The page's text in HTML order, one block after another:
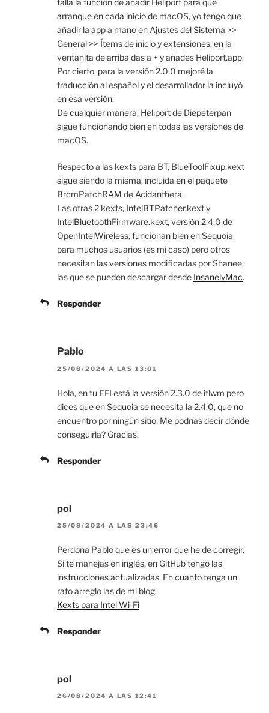
falla la función de añadir Heliport para que
arranque en cada inicio de macOS, yo tengo que
añadir la app a mano en Ajustes del Sistema >>
General >> Ítems de inicio y extensiones, en la
ventanita de arriba das a + y añades Heliport.app.
Por cierto, para la versión 2.0.0 mejoré la
traducción al español y el desarrollador la incluyó
en esa versión.
De cualquier manera, Heliport de Diepeterpan
sigue funcionando bien en todas las versiones de
macOS.
Respecto a las kexts para BT, BlueToolFixup.kext
sigue siendo la misma, incluida en el paquete
BrcmPatchRAM de Acidanthera.
Las otras 2 kexts, IntelBTPatcher.kext y
IntelBluetoothFirmware.kext, versión 2.4.0 de
OpenIntelWireless, funcionan bien en Sequoia
para muchos usuarios (es mi caso) pero otros
necesitan las versiones modificadas por Shanee,
las que se pueden descargar desde InsanelyMac.
Responder
Pablo
25/08/2024 A LAS 13:01
Hola, en tu EFI está la versión 2.3.0 de itlwm pero
dices que en Sequoia se necesita la 2.4.0, que no
encuentro por ningún sitio. Me podrías decir dónde
conseguirla? Gracias.
Responder
pol
25/08/2024 A LAS 23:46
Perdona Pablo que es un error que he de corregir.
Si te manejas en inglés, en GitHub tengo las
instrucciones actualizadas. En cuanto tenga un
rato arreglo las de mi blog.
Kexts para Intel Wi-Fi
Responder
pol
26/08/2024 A LAS 12:41